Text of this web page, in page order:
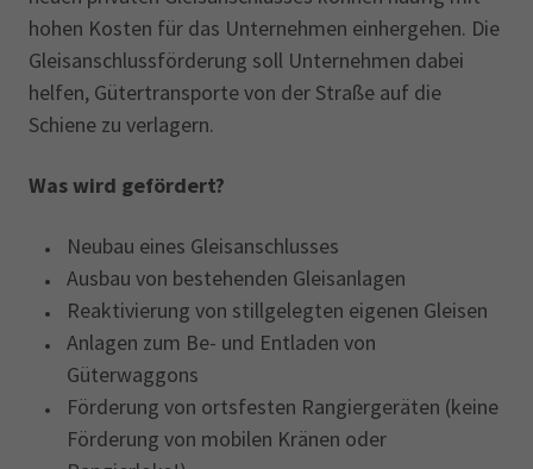
hohen Kosten für das Unternehmen einhergehen. Die
Gleisanschlussförderung soll Unternehmen dabei
helfen, Gütertransporte von der Straße auf die
Schiene zu verlagern.
Was wird gefördert?
Neubau eines Gleisanschlusses
Ausbau von bestehenden Gleisanlagen
Reaktivierung von stillgelegten eigenen Gleisen
Anlagen zum Be- und Entladen von
Güterwaggons
Förderung von ortsfesten Rangiergeräten (keine
Förderung von mobilen Kränen oder